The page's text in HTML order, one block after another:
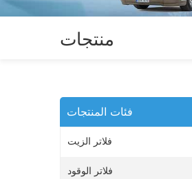
منتجات
فئات المنتجات
فلاتر الزيت
فلاتر الوقود